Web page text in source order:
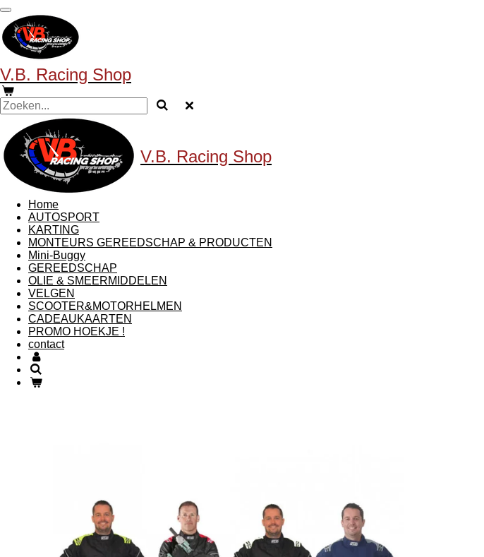
Ga
direct
naar
de
hoofdinhoud
V.B. Racing Shop
V.B. Racing Shop
Home
AUTOSPORT
KARTING
MONTEURS GEREEDSCHAP & PRODUCTEN
Mini-Buggy
GEREEDSCHAP
OLIE & SMEERMIDDELEN
VELGEN
SCOOTER&MOTORHELMEN
CADEAUKAARTEN
PROMO HOEKJE !
contact